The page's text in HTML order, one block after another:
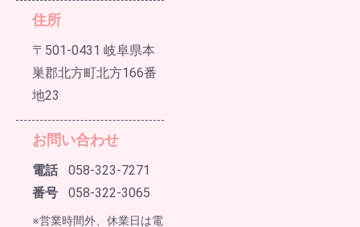
住所
〒501-0431 岐阜県本
巣郡北方町北方166番
地23
お問い合わせ
電話
番号
058-323-7271
058-322-3065
※営業時間外、休業日は電